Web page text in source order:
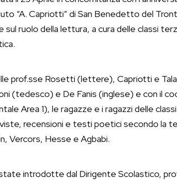
“A. Capriotti” di San Benedetto del
ruolo della lettura, a cura delle classi
prof.sse Rosetti (lettere), Capriotti e
(tedesco) e De Fanis (inglese) e con il
Area 1), le ragazze e i ragazzi delle
recensioni e testi poetici secondo la
Vercors, Hesse e Agbabi.
introdotte dal Dirigente Scolastico,